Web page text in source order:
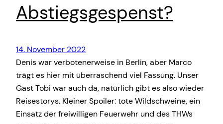
Abstiegsgespenst?
14. November 2022
Denis war verbotenerweise in Berlin, aber Marco
trägt es hier mit überraschend viel Fassung. Unser
Gast Tobi war auch da, natürlich gibt es also wieder
Reisestorys. Kleiner Spoiler: tote Wildschweine, ein
Einsatz der freiwilligen Feuerwehr und des THWs